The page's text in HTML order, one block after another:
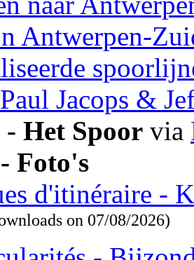
Antwerpen-
Jacops &
Het Spoor via
Foto's
d'itinéraire -
on 07/08/2026)